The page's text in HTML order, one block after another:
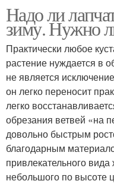
Надо ли
зиму. Нужно
Практически любое
растение нуждается в
не является
он легко переносит
легко
обрезания ветвей «на
довольно быстрым
благодарным
привлекательного
небольшого по высоте